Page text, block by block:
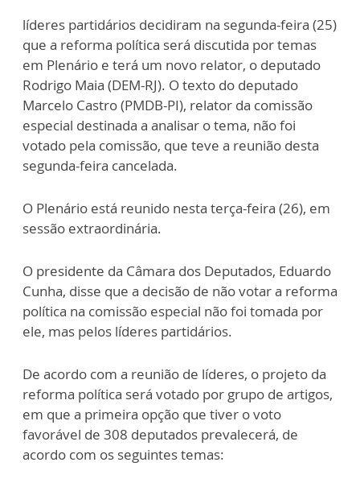
líderes partidários decidiram na segunda-feira (25)
que a reforma política será discutida por temas
em Plenário e terá um novo relator, o deputado
Rodrigo Maia (DEM-RJ). O texto do deputado
Marcelo Castro (PMDB-PI), relator da comissão
especial destinada a analisar o tema, não foi
votado pela comissão, que teve a reunião desta
segunda-feira cancelada.
O Plenário está reunido nesta terça-feira (26), em
sessão extraordinária.
O presidente da Câmara dos Deputados, Eduardo
Cunha, disse que a decisão de não votar a reforma
política na comissão especial não foi tomada por
ele, mas pelos líderes partidários.
De acordo com a reunião de líderes, o projeto da
reforma política será votado por grupo de artigos,
em que a primeira opção que tiver o voto
favorável de 308 deputados prevalecerá, de
acordo com os seguintes temas: